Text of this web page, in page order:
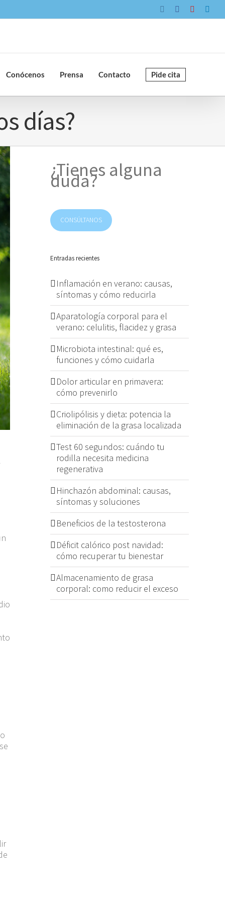
InstagramFacebookYouTube
Conócenos Prensa Contacto Pide cita
días?
¿Tienes alguna
duda?
CONSÚLTANOS
Entradas recientes
Inflamación en verano: causas,
síntomas y cómo reducirla
Aparatología corporal para el
verano: celulitis, flacidez y grasa
Microbiota intestinal: qué es,
funciones y cómo cuidarla
Dolor articular en primavera:
cómo prevenirlo
Criolipólisis y dieta: potencia la
eliminación de la grasa localizada
Test 60 segundos: cuándo tu
rodilla necesita medicina
regenerativa
Hinchazón abdominal: causas,
síntomas y soluciones
Beneficios de la testosterona
Déficit calórico post navidad:
cómo recuperar tu bienestar
Almacenamiento de grasa
corporal: como reducir el exceso